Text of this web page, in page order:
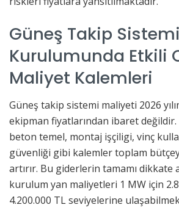
Güneş Takip Sistemi
Kurulumunda Etkili
Maliyet Kalemleri
Güneş takip sistemi maliyeti 2026
ekipman fiyatlarından ibaret
beton temel, montaj işçiligi, vinç
güvenliği gibi kalemler toplam
artırır. Bu giderlerin tamamı dikkate
kurulum yan maliyetleri 1 MW için
4.200.000 TL seviyelerine